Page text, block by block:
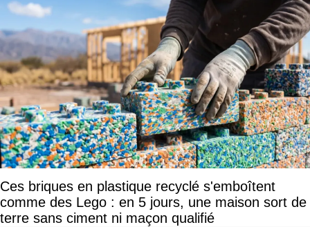
Ces briques en plastique recyclé s'emboîtent
comme des Lego : en 5 jours, une maison sort de
terre sans ciment ni maçon qualifié